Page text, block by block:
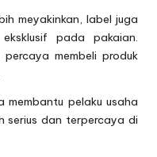
meyakinkan, label juga
pada pakaian.
membeli produk
membantu pelaku usaha
serius dan terpercaya di